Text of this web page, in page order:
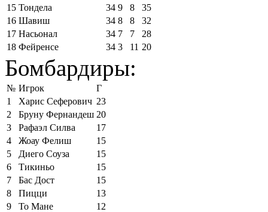
15 Тондела 34 9 8
35
16 Шавиш 34 8 8
32
17 Насьонал 34 7 7
28
18 Фейренсе 34 3 11 20
Бомбардиры:
№ Игрок
Г
1
Харис Сеферович 23
2
Бруну Фернандеш 20
3
Рафаэл Силва
17
4
Жоау Фелиш
15
5
Диего Соуза
15
6
Тикиньо
15
7
Бас Дост
15
8
Пицци
13
9
То Мане
12